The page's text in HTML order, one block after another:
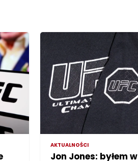
AKTUALNOŚCI
Jon Jones: byłem w